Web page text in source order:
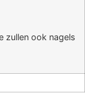
zullen ook nagels